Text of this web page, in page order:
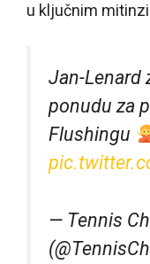
u ključnim
Jan-Lenard
ponudu za
Flushingu
— Tennis